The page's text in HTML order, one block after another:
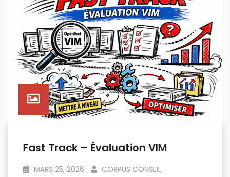
Fast Track – Évaluation VIM
MARS 25, 2026
CORPUS CONSEIL